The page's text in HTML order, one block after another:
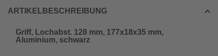
ARTIKELBESCHREIBUNG
Griff, Lochabst. 128 mm, 177x18x35 mm,
Aluminium, schwarz